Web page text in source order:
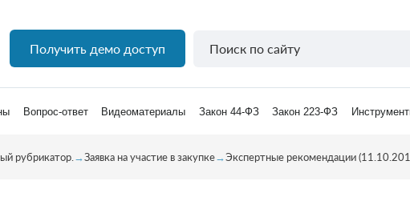
Получить демо доступ
Вопрос-ответ Видеоматериалы Закон 44-ФЗ Закон 223-ФЗ
рубрикатор. →Заявка на участие в закупке→Экспертные рекомендации